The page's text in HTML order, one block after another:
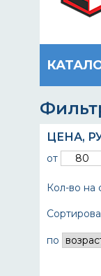
ЦЕНА,
от
Кол-во на
по